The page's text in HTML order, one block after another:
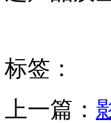
标签：
上一篇：